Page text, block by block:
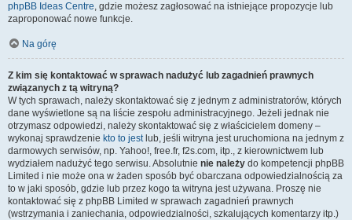
phpBB Ideas Centre, gdzie możesz zagłosować na istniejące propozycje lub
zaproponować nowe funkcje.
Na górę
Z kim się kontaktować w sprawach nadużyć lub zagadnień prawnych
związanych z tą witryną?
W tych sprawach, należy skontaktować się z jednym z administratorów, których
dane wyświetlone są na liście zespołu administracyjnego. Jeżeli jednak nie
otrzymasz odpowiedzi, należy skontaktować się z właścicielem domeny –
wykonaj sprawdzenie kto to jestlub, jeśli witryna jest uruchomiona na jednym z
darmowych serwisów, np. Yahoo!, free.fr, f2s.com, itp., z kierownictwem lub
wydziałem nadużyć tego serwisu. Absolutnie nie należy do kompetencji phpBB
Limited i nie może ona w żaden sposób być obarczana odpowiedzialnością za
to w jaki sposób, gdzie lub przez kogo ta witryna jest używana. Proszę nie
kontaktować się z phpBB Limited w sprawach zagadnień prawnych
(wstrzymania i zaniechania, odpowiedzialności, szkalujących komentarzy itp.)